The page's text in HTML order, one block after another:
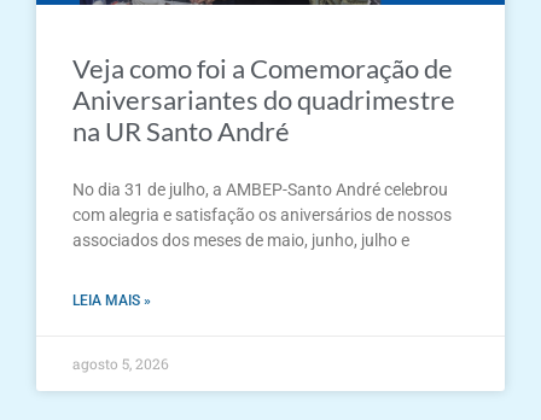
Veja como foi a Comemoração de
Aniversariantes do quadrimestre
na UR Santo André
No dia 31 de julho, a AMBEP-Santo André celebrou
com alegria e satisfação os aniversários de nossos
associados dos meses de maio, junho, julho e
LEIA MAIS »
agosto 5, 2026